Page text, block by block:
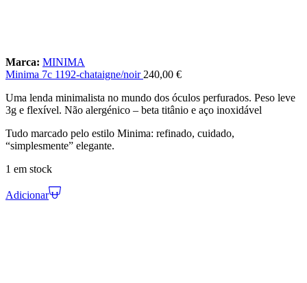
Marca: MINIMA
Minima 7c 1192-chataigne/noir 240,00 €
Uma lenda minimalista no mundo dos óculos perfurados. Peso leve
3g e flexível. Não alergénico – beta titânio e aço inoxidável
Tudo marcado pelo estilo Minima: refinado, cuidado,
“simplesmente” elegante.
1 em stock
Adicionar